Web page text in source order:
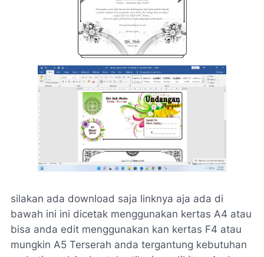
silakan ada download saja linknya aja ada di
bawah ini ini dicetak menggunakan kertas A4 atau
bisa anda edit menggunakan kan kertas F4 atau
mungkin A5 Terserah anda tergantung kebutuhan